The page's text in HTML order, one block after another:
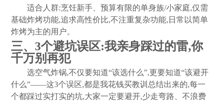
适合人群:烹饪新手、预算有限的单身族/小家庭,仅需
基础炸烤功能,追求高性价比,不注重复杂功能,日常以简单
炸烤为主的用户。
三、3个避坑误区:我亲身踩过的雷,你
千万别再犯
选空气炸锅,不仅要知道“该选什么”,更要知道“该避开
什么”——这3个误区,都是我花钱买教训总结出来的,每一
个都踩过实打实的坑,大家一定要避开,少走弯路、不浪费